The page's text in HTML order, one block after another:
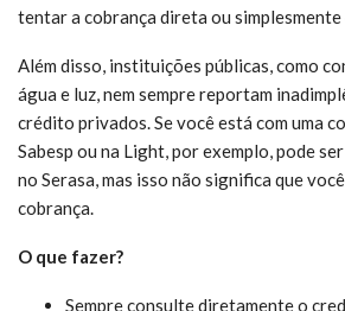
tentar a cobrança direta ou simplesmente
Além disso, instituições públicas, como
água e luz, nem sempre reportam
crédito privados. Se você está com uma
Sabesp ou na Light, por exemplo, pode
no Serasa, mas isso não significa que
cobrança.
O que fazer?
Sempre consulte diretamente o